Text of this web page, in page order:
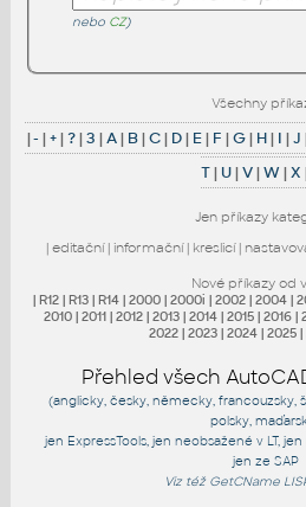
nebo CZ)
Všechny
|- |+|?|3 |A| B|C| D| E| F |G| H| I |J
T| U|V|W|X
Jen příkazy
| editační| informační| kreslicí|
Nové příkazy od
| R12 | R13 | R14 | 2000 | 2000i | 2002 | 2004 |
2010 | 2011 | 2012 | 2013 | 2014 | 2015 | 2016 |
2022 | 2023 | 2024 | 2025 |
Přehled všech
(anglicky, česky, německy, francouzsky,
polsky,
jen ExpressTools , jen neobsažené v LT, jen
jen ze SAP
Viz též GetCName